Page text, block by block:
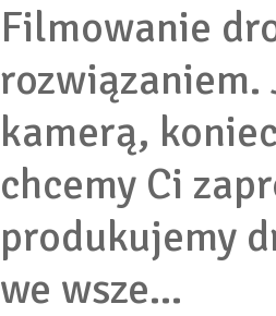
Filmowanie
rozwiązaniem.
kamerą,
chcemy Ci
produkujemy
we wsze...